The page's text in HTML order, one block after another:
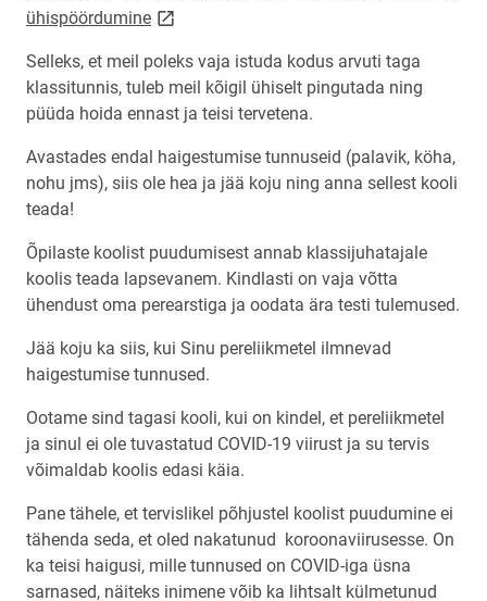
ühispöörduminelink opens on new page
Selleks, et meil poleks vaja istuda kodus arvuti taga
klassitunnis, tuleb meil kõigil ühiselt pingutada ning
püüda hoida ennast ja teisi tervetena.
Avastades endal haigestumise tunnuseid (palavik, köha,
nohu jms), siis ole hea ja jää koju ning anna sellest kooli
teada!
Õpilaste koolist puudumisest annab klassijuhatajale
koolis teada lapsevanem. Kindlasti on vaja võtta
ühendust oma perearstiga ja oodata ära testi tulemused.
Jää koju ka siis, kui Sinu pereliikmetel ilmnevad
haigestumise tunnused.
Ootame sind tagasi kooli, kui on kindel, et pereliikmetel
ja sinul ei ole tuvastatud COVID-19 viirust ja su tervis
võimaldab koolis edasi käia.
Pane tähele, et tervislikel põhjustel koolist puudumine ei
tähenda seda, et oled nakatunud koroonaviirusesse. On
ka teisi haigusi, mille tunnused on COVID-iga üsna
sarnased, näiteks inimene võib ka lihtsalt külmetunud